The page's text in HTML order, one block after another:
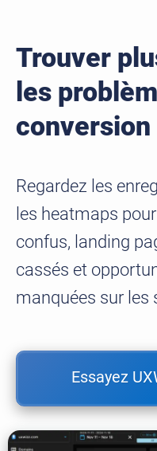
Trouver
les
conversion
Regardez les
les heatmaps
confus, landing
cassés et
manquées sur les
Essayez